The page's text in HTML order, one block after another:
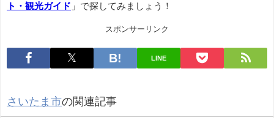
ト・観光ガイド 」で探してみましょう！
スポンサーリンク
LINE
さいたま市の関連記事